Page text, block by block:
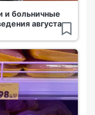
и больничные
августа